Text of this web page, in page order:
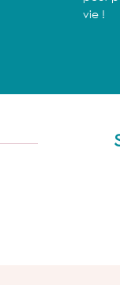
vie !